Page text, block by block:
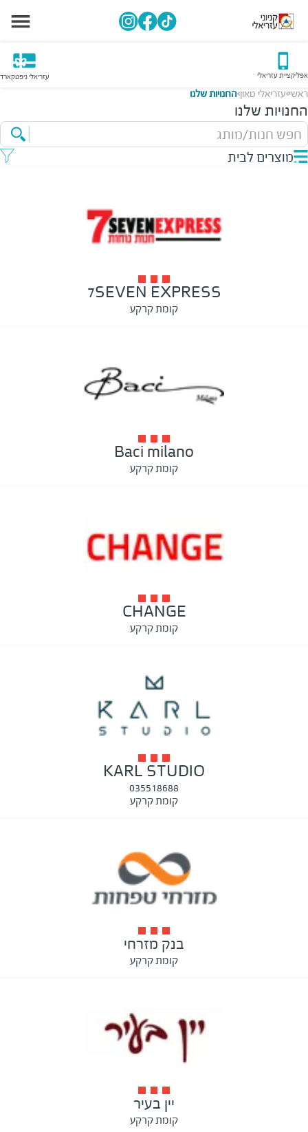
אפליקציית עזריאלי עזריאלי גיפטקארד
ראשי>עזריאלי טאון>החנויות שלנו
החנויות שלנו
חפש חנות/מותג
מוצרים לבית
7SEVEN EXPRESS
קומת קרקע
Baci milano
קומת קרקע
CHANGE
קומת קרקע
KARL STUDIO
035518688
קומת קרקע
בנק מזרחי
קומת קרקע
יין בעיר
קומת קרקע